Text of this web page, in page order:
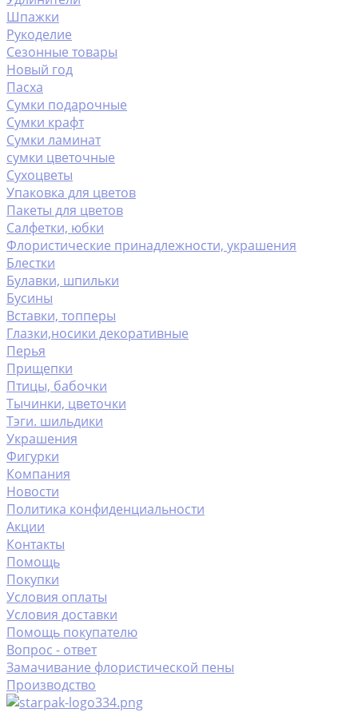
Шпажки
Рукоделие
Сезонные товары
Новый год
Пасха
Сумки подарочные
Сумки крафт
Сумки ламинат
сумки цветочные
Сухоцветы
Упаковка для цветов
Пакеты для цветов
Салфетки, юбки
Флористические принадлежности, украшения
Блестки
Булавки, шпильки
Бусины
Вставки, топперы
Глазки,носики декоративные
Перья
Прищепки
Птицы, бабочки
Тычинки, цветочки
Тэги. шильдики
Украшения
Фигурки
Компания
Новости
Политика конфиденциальности
Акции
Контакты
Помощь
Покупки
Условия оплаты
Условия доставки
Помощь покупателю
Вопрос - ответ
Замачивание флористической пены
Производство